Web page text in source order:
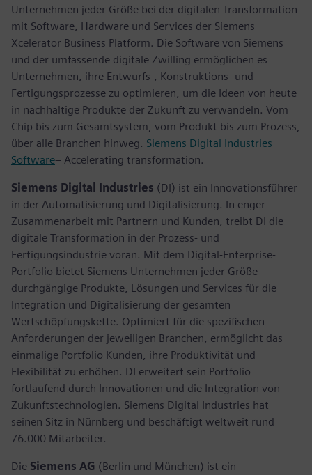
Unternehmen jeder Größe bei der digitalen Transformation
mit Software, Hardware und Services der Siemens
Xcelerator Business Platform. Die Software von Siemens
und der umfassende digitale Zwilling ermöglichen es
Unternehmen, ihre Entwurfs-, Konstruktions- und
Fertigungsprozesse zu optimieren, um die Ideen von heute
in nachhaltige Produkte der Zukunft zu verwandeln. Vom
Chip bis zum Gesamtsystem, vom Produkt bis zum Prozess,
über alle Branchen hinweg. Siemens Digital Industries
Software– Accelerating transformation.
Siemens Digital Industries (DI) ist ein Innovationsführer
in der Automatisierung und Digitalisierung. In enger
Zusammenarbeit mit Partnern und Kunden, treibt DI die
digitale Transformation in der Prozess- und
Fertigungsindustrie voran. Mit dem Digital-Enterprise-
Portfolio bietet Siemens Unternehmen jeder Größe
durchgängige Produkte, Lösungen und Services für die
Integration und Digitalisierung der gesamten
Wertschöpfungskette. Optimiert für die spezifischen
Anforderungen der jeweiligen Branchen, ermöglicht das
einmalige Portfolio Kunden, ihre Produktivität und
Flexibilität zu erhöhen. DI erweitert sein Portfolio
fortlaufend durch Innovationen und die Integration von
Zukunftstechnologien. Siemens Digital Industries hat
seinen Sitz in Nürnberg und beschäftigt weltweit rund
76.000 Mitarbeiter.
Die Siemens AG (Berlin und München) ist ein